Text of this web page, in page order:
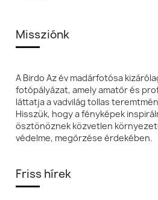
Missziónk
A Birdo Az év madárfotósa
fotópályázat, amely amatőr és
láttatja a vadvilág tollas
Hisszük, hogy a fényképek
ösztönöznek közvetlen
védelme, megőrzése érdekében.
Friss hírek